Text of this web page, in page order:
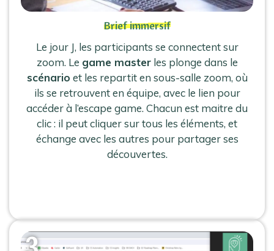
Brief immersif
Le jour J, les participants se connectent sur
zoom. Le game masterles plonge dans le
scénario et les repartit en sous-salle zoom, où
ils se retrouvent en équipe, avec le lien pour
accéder à l’escape game. Chacun est maitre du
clic : il peut cliquer sur tous les éléments, et
échange avec les autres pour partager ses
découvertes.